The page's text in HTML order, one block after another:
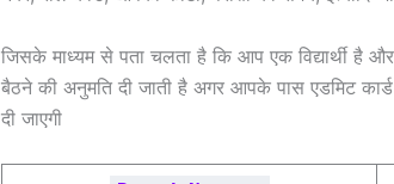
जिसके माध्यम से पता चलता है कि आप एक विद्यार्थी है
बैठने की अनुमति दी जाती है अगर आपके पास एडमिट
दी जाएगी